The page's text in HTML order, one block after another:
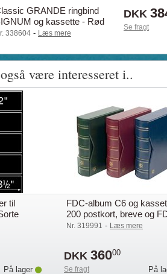
GRANDE ringbind
og kassette - Rød
338604 - Læs mere
DKK
Se fragt
være interesseret i..
til
På lager
FDC-album C6 og
200 postkort, breve og
Rød
Nr. 319991 - Læs mere
DKK 36000
Se fragt På